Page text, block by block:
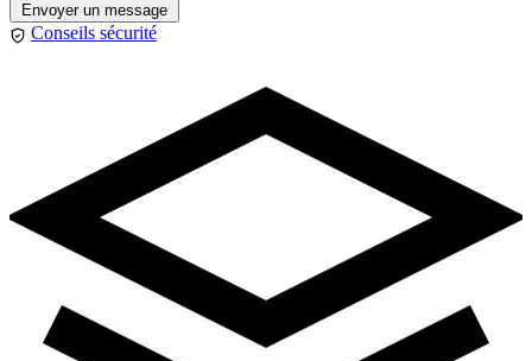
Envoyer un message
Conseils sécurité